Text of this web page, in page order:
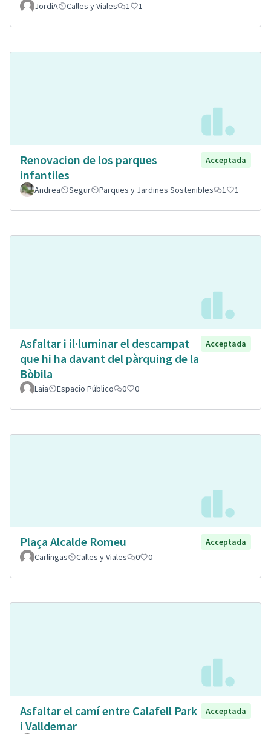
JordiA Calles y Viales 1 1
Renovacion de los parques
infantiles
Acceptada
Andrea Segur Parques y Jardines Sostenibles 1 1
Asfaltar i il·luminar el descampat
que hi ha davant del pàrquing de la
Bòbila
Acceptada
Laia Espacio Público 0 0
Plaça Alcalde Romeu
Acceptada
Carlingas
Calles y Viales 0 0
Asfaltar el camí entre Calafell Park
i Valldemar
Acceptada